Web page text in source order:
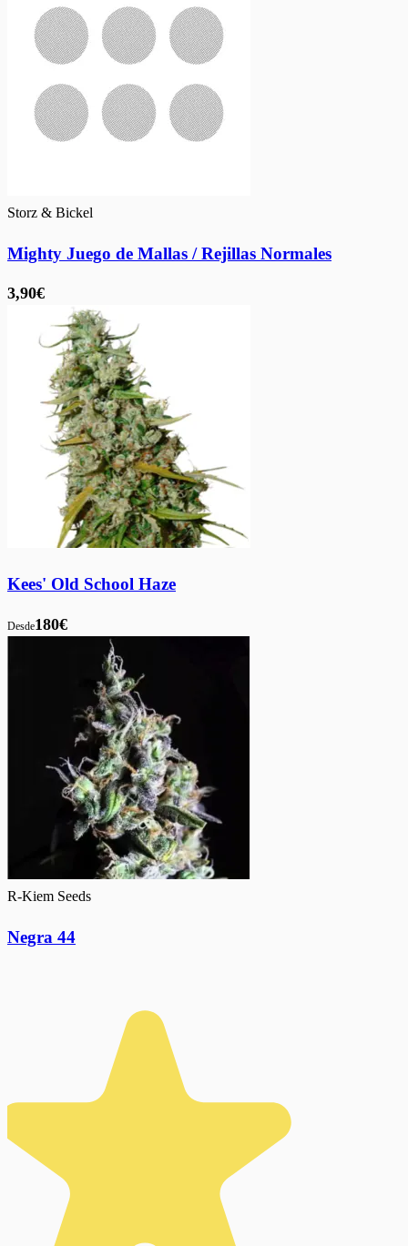
Storz & Bickel
Mighty Juego de Mallas / Rejillas Normales
3,90€
Kees' Old School Haze
Desde180€
R-Kiem Seeds
Negra 44